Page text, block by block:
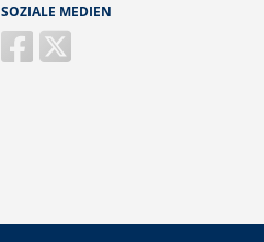
Ihre E-Mailadresse:
SOZIALE MEDIEN